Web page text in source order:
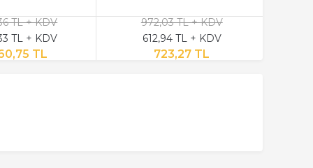
TL + KDV
TL + KDV
TL
972,03 TL + KDV
612,94 TL + KDV
723,27 TL